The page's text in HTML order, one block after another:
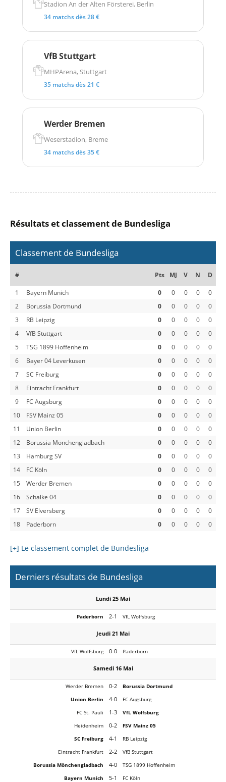
Stadion An der Alten Försterei, Berlin
34 matchs dès 28 €
VfB Stuttgart
MHPArena, Stuttgart
35 matchs dès 21 €
Werder Bremen
Weserstadion, Breme
34 matchs dès 35 €
Résultats et classement de Bundesliga
Classement de Bundesliga
# Pts MJ V N D
1 Bayern Munich 0 0 0 0
0
2
Borussia Dortmund 0 0 0 0
0
3
RB Leipzig 0 0 0 0
0
4
VfB Stuttgart 0 0 0 0
0
5
TSG 1899 Hoffenheim 0 0 0 0
0
6
Bayer 04 Leverkusen 0 0 0 0
0
7
SC Freiburg 0 0 0 0
0
8
Eintracht Frankfurt 0 0 0 0
0
9
FC Augsburg 0 0 0 0
0
10
FSV Mainz 05 0 0 0 0
0
11
Union Berlin 0 0 0 0
0
12
Borussia Mönchengladbach 0 0 0 0
0
13
Hamburg SV 0 0 0 0
0
14
FC Köln 0 0 0 0
0
15
Werder Bremen 0 0 0 0
0
16
Schalke 04 0 0 0 0
0
17
SV Elversberg 0 0 0 0
0
18
Paderborn 0 0 0 0 0
[+] Le classement complet de Bundesliga
Derniers résultats de Bundesliga
Lundi 25 Mai
Paderborn 2-1 VfL Wolfsburg
Jeudi 21 Mai
VfL Wolfsburg 0-0 Paderborn
Samedi 16 Mai
Werder Bremen 0-2
Borussia Dortmund
Union Berlin
4-0
FC Augsburg
FC St. Pauli
1-3
VfL Wolfsburg
Heidenheim
0-2
FSV Mainz 05
SC Freiburg
4-1
RB Leipzig
Eintracht Frankfurt
2-2
VfB Stuttgart
Borussia Mönchengladbach
4-0
TSG 1899 Hoffenheim
Bayern Munich
5-1 FC Köln